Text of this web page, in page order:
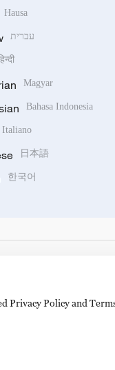
Hausa
עברית
Magyar
Bahasa Indonesia
Italiano
日本語
한국어
Road, Beijing, China.
Privacy Policy and